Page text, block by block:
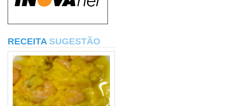
RECEITA SUGESTÃO